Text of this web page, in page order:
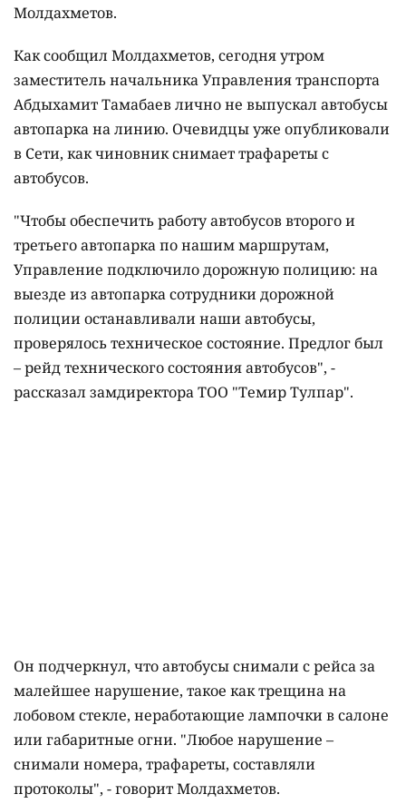
Молдахметов.
Как сообщил Молдахметов, сегодня утром
заместитель начальника Управления транспорта
Абдыхамит Тамабаев лично не выпускал автобусы
автопарка на линию. Очевидцы уже опубликовали
в Сети, как чиновник снимает трафареты с
автобусов.
"Чтобы обеспечить работу автобусов второго и
третьего автопарка по нашим маршрутам,
Управление подключило дорожную полицию: на
выезде из автопарка сотрудники дорожной
полиции останавливали наши автобусы,
проверялось техническое состояние. Предлог был
– рейд технического состояния автобусов", -
рассказал замдиректора ТОО "Темир Тулпар".
Он подчеркнул, что автобусы снимали с рейса за
малейшее нарушение, такое как трещина на
лобовом стекле, неработающие лампочки в салоне
или габаритные огни. "Любое нарушение –
снимали номера, трафареты, составляли
протоколы", - говорит Молдахметов.